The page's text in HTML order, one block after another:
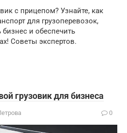
с прицепом? Узнайте, как
для грузоперевозок,
и обеспечить
Советы экспертов.
грузовик для бизнеса
0